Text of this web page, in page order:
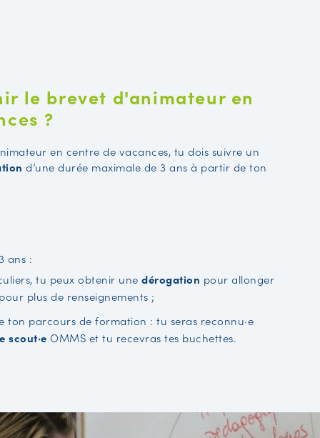
le brevet d'animateur en
?
en centre de vacances, tu dois suivre un
d’une durée maximale de 3 ans à partir de ton
ans :
tu peux obtenir unedérogation pour allonger
pour plus de renseignements ;
ton parcours de formation : tu seras reconnu·e
scout·e OMMS et tu recevras tes buchettes.